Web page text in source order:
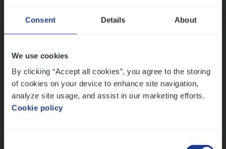
Consent Details About
We use cookies
By clicking “Accept all cookies”, you agree to the storing
of cookies on your device to enhance site navigation,
analyze site usage, and assist in our marketing efforts.
Cookie policy
Dos­sier­be­heer­der ver­ze­ke­rin­gen — Soci­al
Pro­fit en Public
Insurance Operations
Antwerpen